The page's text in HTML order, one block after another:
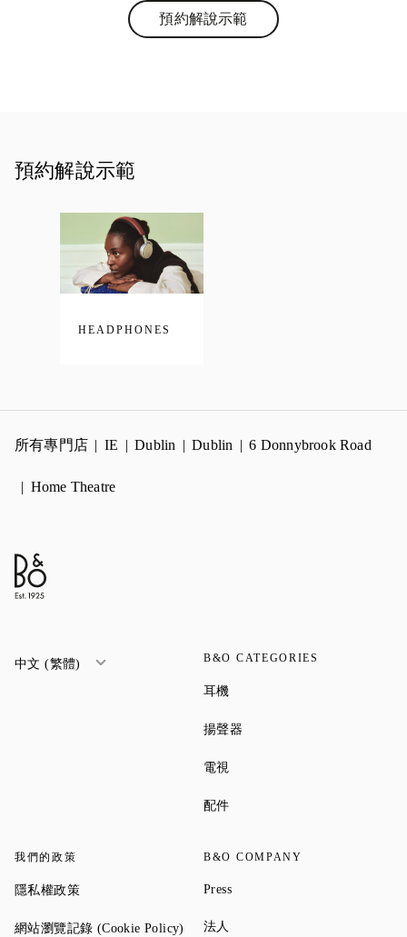
預約解說示範Link Opens in New Tab
預約解說示範
HEADPHONES
所有專門店 IE Dublin Dublin 6 Donnybrook Road
Home Theatre
中文 (繁體) B&O CATEGORIES
耳機Link Opens in New Tab
揚聲器
電視
配件Link Opens in New Tab
我們的政策
隱私權政策Link Opens in New Tab
網站瀏覽記錄 (Cookie Policy) Link Opens in New Tab
B&O COMPANY
PressLink Opens in New Tab
法人